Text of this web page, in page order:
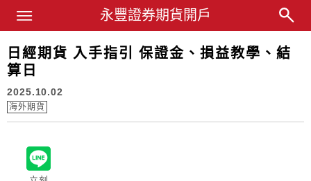
永豐業務經理杜昭逸Blog
永豐證券期貨開戶
Main Menu
日經期貨 入手指引 保證金、損益教學、結
算日
2025.10.02
海外期貨